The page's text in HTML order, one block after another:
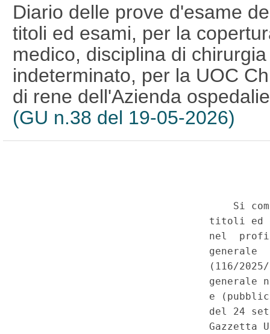
Diario delle prove d'esame
titoli ed esami, per la
medico, disciplina di
indeterminato, per la UOC
di rene dell'Azienda
(GU n.38 del 19-05-2026)